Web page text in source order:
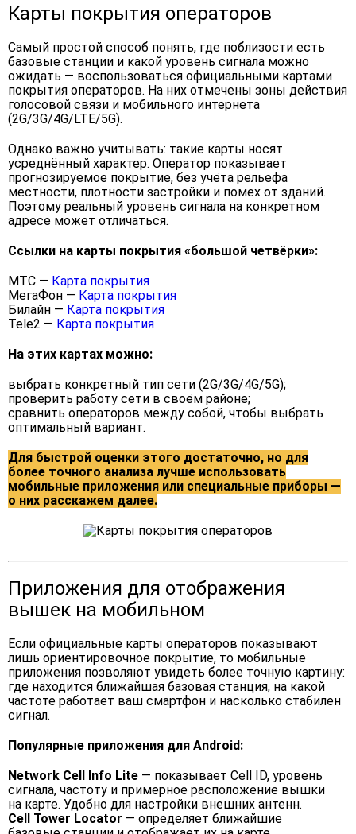
Карты покрытия операторов
Самый простой способ понять, где поблизости есть
базовые станции и какой уровень сигнала можно
ожидать — воспользоваться официальными картами
покрытия операторов. На них отмечены зоны действия
голосовой связи и мобильного интернета
(2G/3G/4G/LTE/5G).
Однако важно учитывать: такие карты носят
усреднённый характер. Оператор показывает
прогнозируемое покрытие, без учёта рельефа
местности, плотности застройки и помех от зданий.
Поэтому реальный уровень сигнала на конкретном
адресе может отличаться.
Ссылки на карты покрытия «большой четвёрки»:
МТС — Карта покрытия
МегаФон — Карта покрытия
Билайн — Карта покрытия
Tele2 — Карта покрытия
На этих картах можно:
выбрать конкретный тип сети (2G/3G/4G/5G);
проверить работу сети в своём районе;
сравнить операторов между собой, чтобы выбрать
оптимальный вариант.
Для быстрой оценки этого достаточно, но для
более точного анализа лучше использовать
мобильные приложения или специальные приборы —
о них расскажем далее.
Приложения для отображения
вышек на мобильном
Если официальные карты операторов показывают
лишь ориентировочное покрытие, то мобильные
приложения позволяют увидеть более точную картину:
где находится ближайшая базовая станция, на какой
частоте работает ваш смартфон и насколько стабилен
сигнал.
Популярные приложения для Android:
Network Cell Info Lite — показывает Cell ID, уровень
сигнала, частоту и примерное расположение вышки
на карте. Удобно для настройки внешних антенн.
Cell Tower Locator — определяет ближайшие